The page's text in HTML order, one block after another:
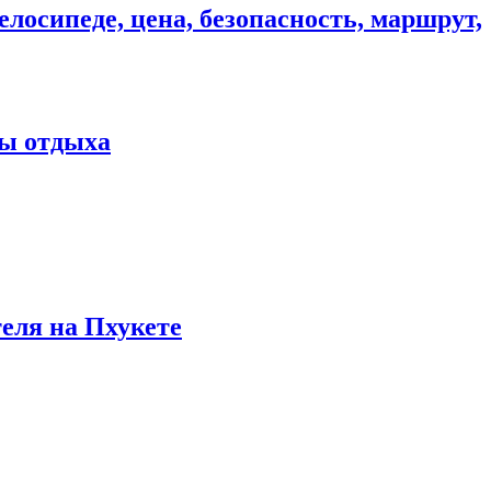
цена, безопасность, маршрут,
отдыха
на Пхукете